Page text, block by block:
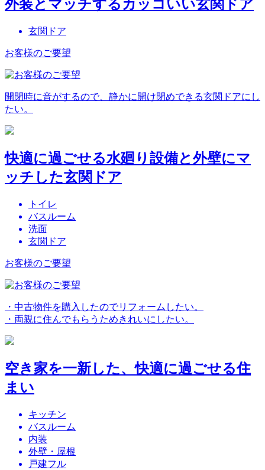
外装とマッチするカッコいい玄関ドア
玄関ドア
お客様のご要望
開閉時に音がするので、静かに開け閉めできる玄関ドアにし
たい。
快適に過ごせる水廻り設備と外壁にマ
ッチした玄関ドア
トイレ
バスルーム
洗面
玄関ドア
お客様のご要望
・中古物件を購入したのでリフォームしたい。
・両親に住んでもらうためきれいにしたい。
空き家を一新した、快適に過ごせる住
まい
キッチン
バスルーム
内装
外壁・屋根
戸建フル